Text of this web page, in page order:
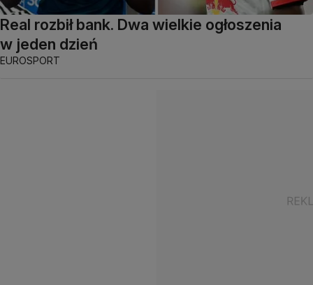
Real rozbił bank. Dwa wielkie ogłoszenia
w jeden dzień
EUROSPORT